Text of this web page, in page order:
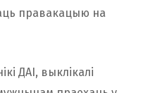
правакацыю на
ДАІ, выклікалі